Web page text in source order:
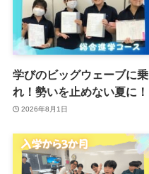
学びのビッグウェーブに乗
れ！勢いを止めない夏に！
2026年8月1日